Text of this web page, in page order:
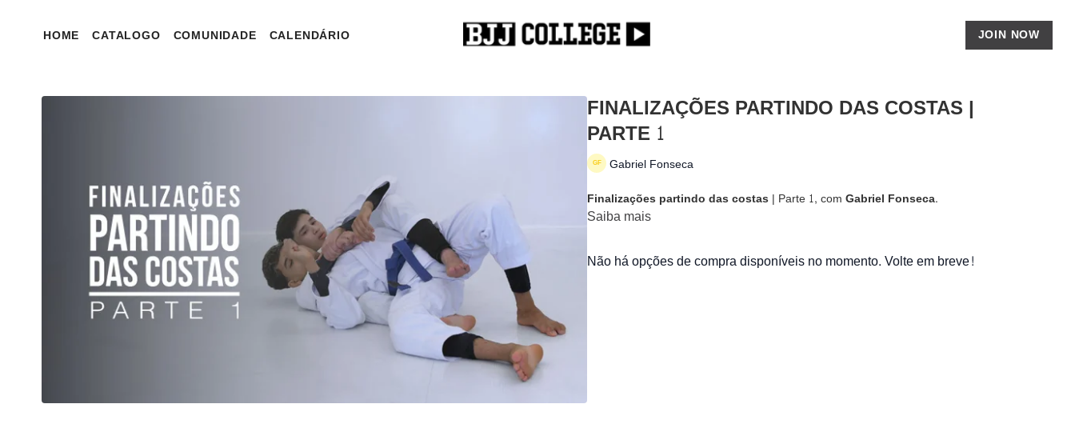
HOME CATALOGO COMUNIDADE CALENDÁRIO JOIN NOW
FINALIZAÇÕES PARTINDO DAS COSTAS |
PARTE 1
Gabriel Fonseca
Finalizações partindo das costas | Parte 1, com Gabriel Fonseca.
Saiba mais
Não há opções de compra disponíveis no momento. Volte em breve!